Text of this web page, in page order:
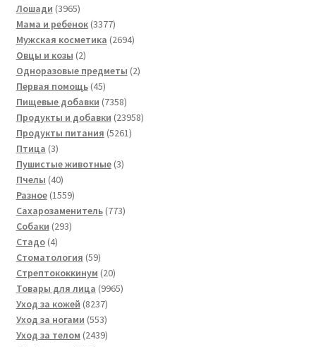
товар
Лошади 39653965
товаров
Мама и ребенок 33773377
товаров
Мужская косметика 26942694
Овцы и козы 22
товара
Одноразовые предметы 22
Первая помощь 4545
товаров
Пищевые добавки 73587358
товаров
Продукты и добавки 2395823958
Продукты питания 52615261
Птица 33
товара
Пушистые животные 33
Пчелы 4040
товаров
Разное 15591559
товаров
Сахарозаменитель 773773
Собаки 293293
Стадо 44
товара
Стоматология 5959
товаров
Стрептококкинум 2020
товаров
Товары для лица 99659965
Уход за кожей 82378237
товаров
Уход за ногами 553553
товара
Уход за телом 24392439